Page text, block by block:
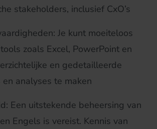
stakeholders, inclusief CxO’s
Je kunt moeiteloos
zoals Excel, PowerPoint en
en gedetailleerde
analyses te maken
Een uitstekende beheersing van
Engels is vereist. Kennis van